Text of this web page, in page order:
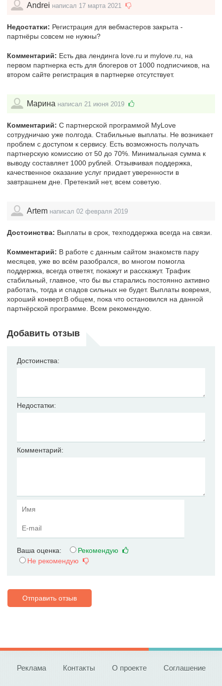
Andrei написал 17 марта 2021
Недостатки: Регистрация для вебмастеров закрыта -
партнёры совсем не нужны?
Комментарий: Есть два лендинга love.ru и mylove.ru, на
первом партнерка есть для блогеров от 1000 подписчиков, на
втором сайте регистрация в партнерке отсутствует.
Марина написал 21 июня 2019
Комментарий: С партнерской программой MyLove
сотрудничаю уже полгода. Стабильные выплаты. Не возникает
проблем с доступом к сервису. Есть возможность получать
партнерскую комиссию от 50 до 70%. Минимальная сумма к
выводу составляет 1000 рублей. Отзывчивая поддержка,
качественное оказание услуг придает уверенности в
завтрашнем дне. Претензий нет, всем советую.
Artem написал 02 февраля 2019
Достоинства: Выплаты в срок, техподдержка всегда на связи.
Комментарий: В работе с данным сайтом знакомств пару
месяцев, уже во всём разобрался, во многом помогла
поддержка, всегда ответят, покажут и расскажут. Трафик
стабильный, главное, что бы вы старались постоянно активно
работать, тогда и спадов сильных не будет. Выплаты вовремя,
хороший конверт.В общем, пока что остановился на данной
партнёрской программе. Всем рекомендую.
Добавить отзыв
Достоинства:
Недостатки:
Комментарий:
Ваша оценка:
Рекомендую
Не рекомендую
Отправить отзыв
Реклама Контакты О проекте Соглашение